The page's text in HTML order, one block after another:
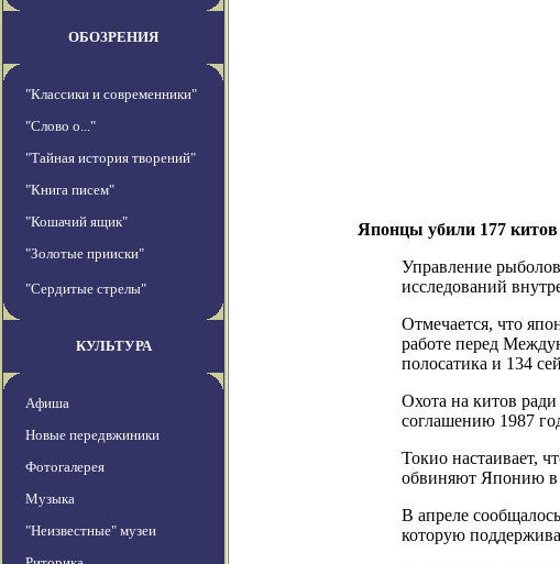
ОБОЗРЕНИЯ
"Классики и современники"
"Слово о..."
"Тайная история творений"
"Книга писем"
"Кошачий ящик"
"Золотые прииски"
"Сердитые стрелы"
КУЛЬТУРА
Афиша
Новые передвжиники
Фотогалерея
Музыка
"Неизвестные" музеи
Японцы убили 177
Управление
исследований
Отмечается, что
работе перед
полосатика и 134
Охота на китов
соглашению 1987
Токио настаивает,
обвиняют Японию в
В апреле
которую